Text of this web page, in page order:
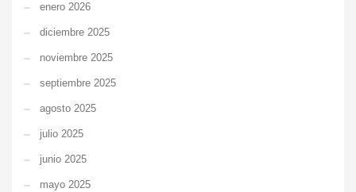
enero 2026
diciembre 2025
noviembre 2025
septiembre 2025
agosto 2025
julio 2025
junio 2025
mayo 2025